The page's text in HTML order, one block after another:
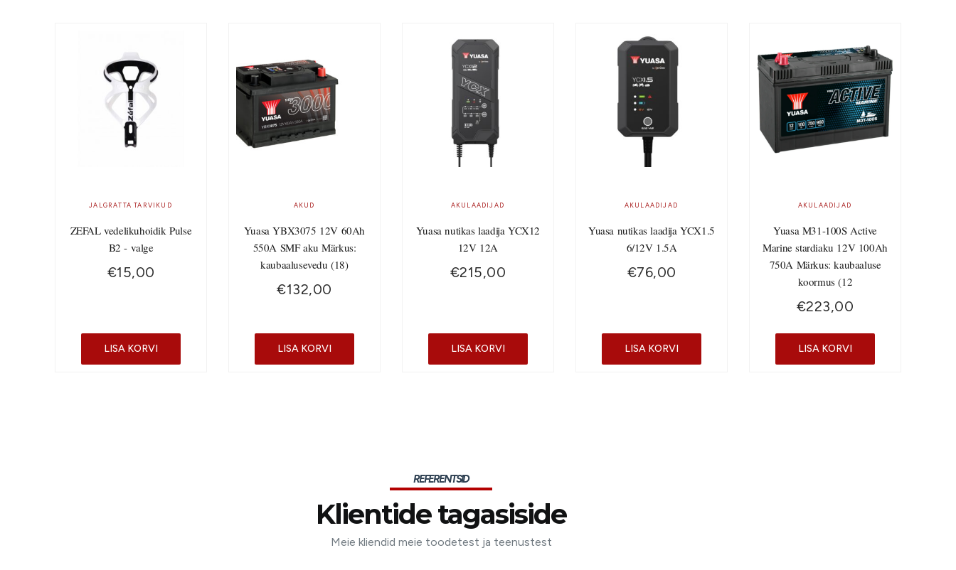
JALGRATTA TARVIKUD
ZEFAL vedelikuhoidik Pulse
B2 - valge
€15,00
LISA KORVI
AKUD
Yuasa YBX3075 12V 60Ah
550A SMF aku Märkus:
kaubaalusevedu (18)
€132,00
LISA KORVI
AKULAADIJAD
Yuasa nutikas laadija YCX12
12V 12A
€215,00
LISA KORVI
AKULAADIJAD
Yuasa nutikas laadija YCX1.5
6/12V 1.5A
€76,00
LISA KORVI
AKULAADIJAD
Yuasa M31-100S Active
Marine stardiaku 12V 100Ah
750A Märkus: kaubaaluse
koormus (12
€223,00
LISA KORVI
REFERENTSID
Klientide tagasiside
Meie kliendid meie toodetest ja teenustest